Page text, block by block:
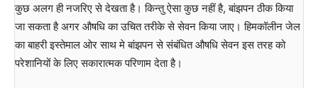
कुछ अलग ही नजरिए से देखता है। किन्तु ऐसा कुछ नहीं है, बांझपन ठीक किया
जा सकता है अगर औषधि का उचित तरीके से सेवन किया जाए। हिमकॉलीन जेल
का बाहरी इस्तेमाल ओर साथ मे बांझपन से संबंधित औषधि सेवन इस तरह को
परेशानियों के लिए सकारात्मक परिणाम देता है।